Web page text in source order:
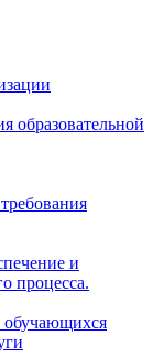
образовательной
и
процесса.